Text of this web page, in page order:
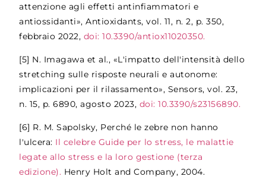
attenzione agli effetti antinfiammatori e
antiossidanti», Antioxidants, vol. 11, n. 2, p. 350,
febbraio 2022, doi: 10.3390/antiox11020350.
[5] N. Imagawa et al., «L'impatto dell'intensità dello
stretching sulle risposte neurali e autonome:
implicazioni per il rilassamento», Sensors, vol. 23,
n. 15, p. 6890, agosto 2023, doi: 10.3390/s23156890.
[6] R. M. Sapolsky, Perché le zebre non hanno
l'ulcera: Il celebre Guide per lo stress, le malattie
legate allo stress e la loro gestione (terza
edizione). Henry Holt and Company, 2004.